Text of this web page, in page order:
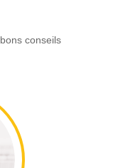
conseils